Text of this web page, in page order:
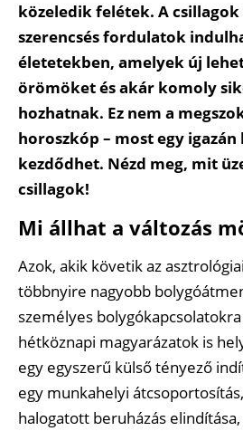
közeledik felétek. A
szerencsés fordulatok
életetekben, amelyek új
örömöket és akár komoly
hozhatnak. Ez nem a
horoszkóp – most egy
kezdődhet. Nézd meg, mit
csillagok!
Mi állhat a változás
Azok, akik követik az
többnyire nagyobb
személyes
hétköznapi magyarázatok is
egy egyszerű külső tényező
egy munkahelyi
halogatott beruházás